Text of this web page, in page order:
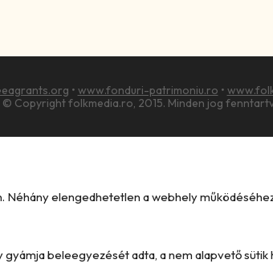
• www.fonduri-patrimoniu.ro •
© Copyright folkmedia.ro, 2015. Minden jog
elengedhetetlen a webhely
beleegyezését adta, a nem alapvető sütik